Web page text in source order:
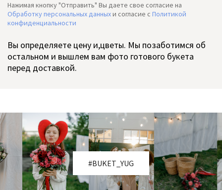
Нажимая кнопку "Отправить" Вы даете свое согласие на
Обработку персональных данныхи согласие c Политикой
конфиденциальности
Вы определяете цену и,цветы. Мы позаботимся об
остальном и вышлем вам фото готового букета
перед доставкой.
#BUKET_YUG